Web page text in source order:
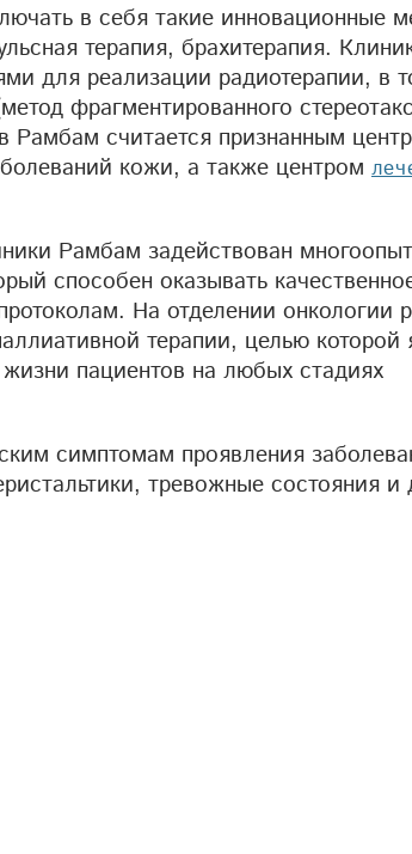
в себя такие инновационные
терапия, брахитерапия.
для реализации радиотерапии, в
фрагментированного
Рамбам считается признанным
кожи, а также центром
Рамбам задействован
способен оказывать
На отделении онкологии
терапии, целью которой
пациентов на любых стадиях
симптомам проявления
тревожные состояния и